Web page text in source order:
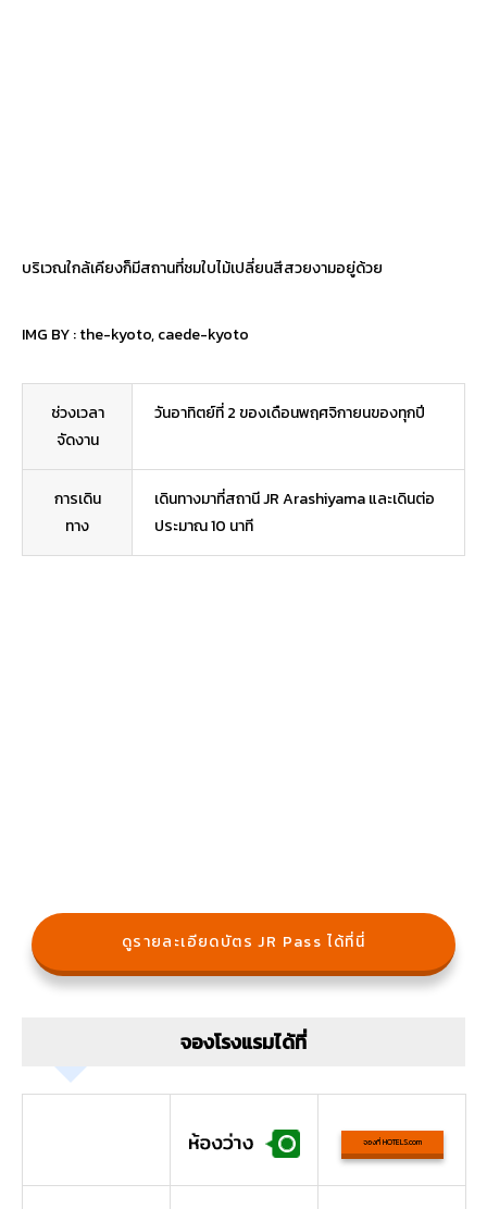
บริเวณใกล้เคียงก็มีสถานที่ชมใบไม้เปลี่ยนสีสวยงามอยู่ด้วย
IMG BY :the-kyoto,caede-kyoto
ช่วงเวลา
จัดงาน
วันอาทิตย์ที่ 2 ของเดือนพฤศจิกายนของทุกปี
การเดิน
ทาง
เดินทางมาที่สถานี JR Arashiyama และเดินต่อ
ประมาณ 10 นาที
ดูรายละเอียดบัตร JR Pass ได้ที่นี่
จองโรงแรมได้ที่
จองที่ HOTELS.com